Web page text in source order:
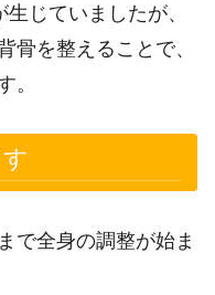
じていましたが、
骨を整えることで、
。
で全身の調整が始ま